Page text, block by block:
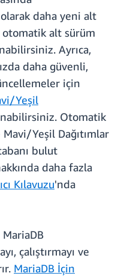
daha yeni alt
alt sürüm
Ayrıca,
daha güvenli,
için
Yeşil
Otomatik
Yeşil Dağıtımlar
bulut
daha fazla
Kılavuzu'nda
MariaDB
çalıştırmayı ve
MariaDB İçin